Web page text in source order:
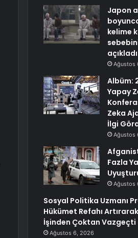
Japon
kelime
açıkladı
Ağustos
Albüm:
Yapay
Zeka
İlgi
Ağustos
Fazla
Ağustos
Sosyal Politika Uzmanı
Hükümet Refahı
İşinden Çoktan Vazgeçti
Ağustos 6, 2026